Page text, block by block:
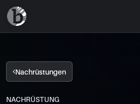
Nachrüsten
Nachrüstungen
NACHRÜSTUNG